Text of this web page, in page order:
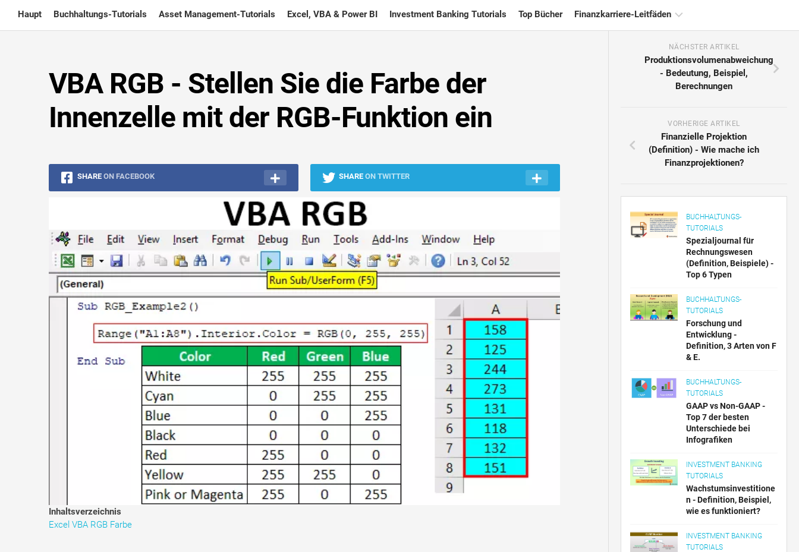
content
Haupt Buchhaltungs-Tutorials Asset Management-Tutorials Excel, VBA & Power BI Investment Banking Tutorials Top Bücher Finanzkarriere-Leitfäden
Finanzmodellierung
Risikomanagement-
VBA RGB - Stellen Sie die Farbe der
Innenzelle mit der RGB-Funktion ein
SHARE ON FACEBOOK SHARE ON TWITTER
Inhaltsverzeichnis
Excel VBA RGB Farbe
NÄCHSTER ARTIKEL
Produktionsvolumenabweichung
- Bedeutung, Beispiel,
Berechnungen
VORHERIGE ARTIKEL
Finanzielle Projektion
(Definition) - Wie mache ich
Finanzprojektionen?
BUCHHALTUNGS-
TUTORIALS
Spezialjournal für
Rechnungswesen
(Definition, Beispiele) -
Top 6 Typen
BUCHHALTUNGS-
TUTORIALS
Forschung und
Entwicklung -
Definition, 3 Arten von F
& E.
BUCHHALTUNGS-
TUTORIALS
GAAP vs Non-GAAP -
Top 7 der besten
Unterschiede bei
Infografiken
INVESTMENT BANKING
TUTORIALS
Wachstumsinvestitione
n - Definition, Beispiel,
wie es funktioniert?
INVESTMENT BANKING
TUTORIALS